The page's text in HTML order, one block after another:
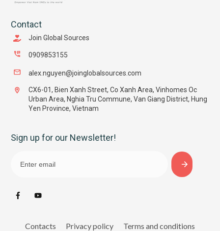
Contact
Join Global Sources
0909853155
alex.nguyen@joinglobalsources.com
CX6-01, Bien Xanh Street, Co Xanh Area, Vinhomes Oc
Urban Area, Nghia Tru Commune, Van Giang District, Hung
Yen Province, Vietnam
Sign up for our Newsletter!
Contacts Privacy policy Terms and conditions